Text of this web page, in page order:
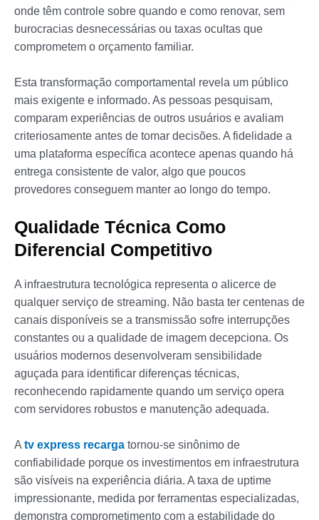
onde têm controle sobre quando e como renovar, sem
burocracias desnecessárias ou taxas ocultas que
comprometem o orçamento familiar.
Esta transformação comportamental revela um público
mais exigente e informado. As pessoas pesquisam,
comparam experiências de outros usuários e avaliam
criteriosamente antes de tomar decisões. A fidelidade a
uma plataforma específica acontece apenas quando há
entrega consistente de valor, algo que poucos
provedores conseguem manter ao longo do tempo.
Qualidade Técnica Como
Diferencial Competitivo
A infraestrutura tecnológica representa o alicerce de
qualquer serviço de streaming. Não basta ter centenas de
canais disponíveis se a transmissão sofre interrupções
constantes ou a qualidade de imagem decepciona. Os
usuários modernos desenvolveram sensibilidade
aguçada para identificar diferenças técnicas,
reconhecendo rapidamente quando um serviço opera
com servidores robustos e manutenção adequada.
A tv express recarga tornou-se sinônimo de
confiabilidade porque os investimentos em infraestrutura
são visíveis na experiência diária. A taxa de uptime
impressionante, medida por ferramentas especializadas,
demonstra comprometimento com a estabilidade do